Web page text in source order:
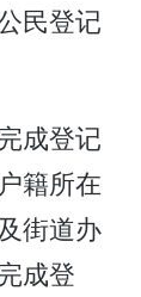
民登记
成登记
籍所在
街道办
成登